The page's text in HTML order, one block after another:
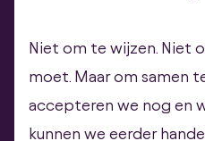
Niet om te wijzen. Niet
moet. Maar om samen
accepteren we nog en
kunnen we eerder